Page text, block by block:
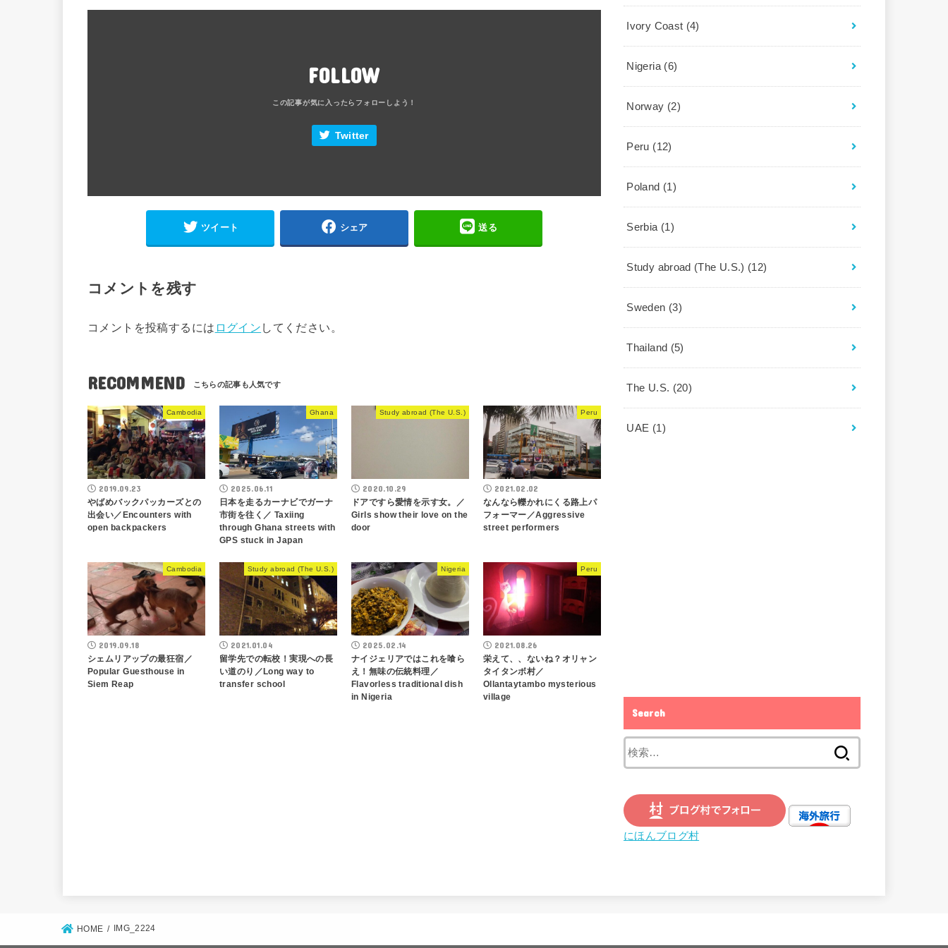
FOLLOW
Twitter
ツイート シェア 送る
コメントを残す
コメントを投稿するには ログイン してください。
RECOMMEND
Cambodia
2019.09.23
やばめバックパッカーズとの
出会い／Encounters with
open backpackers
Ghana
2025.06.11
日本を走るカーナビでガーナ
市街を往く／ Taxiing
through Ghana streets with
GPS stuck in Japan
Study abroad (The U.S.)
2020.10.29
ドアですら愛情を示す女。／
Girls show their love on the
door
Peru
2021.02.02
なんなら轢かれにくる路上パ
フォーマー／Aggressive
street performers
Cambodia
2019.09.18
シェムリアップの最狂宿／
Popular Guesthouse in
Siem Reap
Study abroad (The U.S.)
2021.01.04
留学先での転校！実現への長
い道のり／Long way to
transfer school
Nigeria
2025.02.14
ナイジェリアではこれを喰ら
え！無味の伝統料理／
Flavorless traditional dish
in Nigeria
Peru
2021.08.26
栄えて、、ないね？オリャン
タイタンボ村／
Ollantaytambo mysterious
village
Ivory Coast (4)
Nigeria (6)
Norway (2)
Peru (12)
Poland (1)
Serbia (1)
Study abroad (The U.S.) (12)
Sweden (3)
Thailand (5)
The U.S. (20)
UAE (1)
Search
索:
にほんブログ村
HOME IMG_2224